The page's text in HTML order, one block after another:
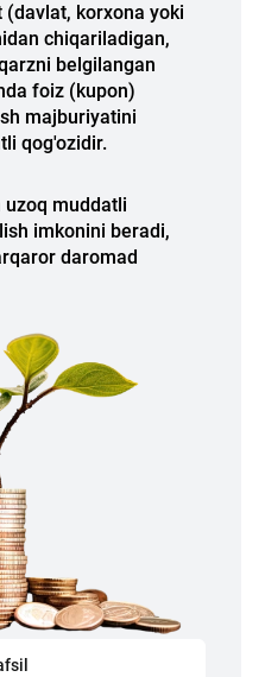
korxona yoki
chiqariladigan,
belgilangan
foiz (kupon)
majburiyatini
qog'ozidir.
muddatli
imkonini beradi,
daromad